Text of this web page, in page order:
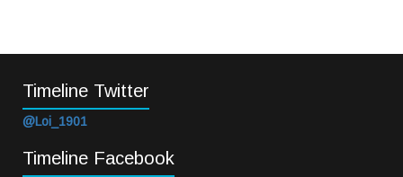
Timeline Twitter
@Loi_1901
Timeline Facebook